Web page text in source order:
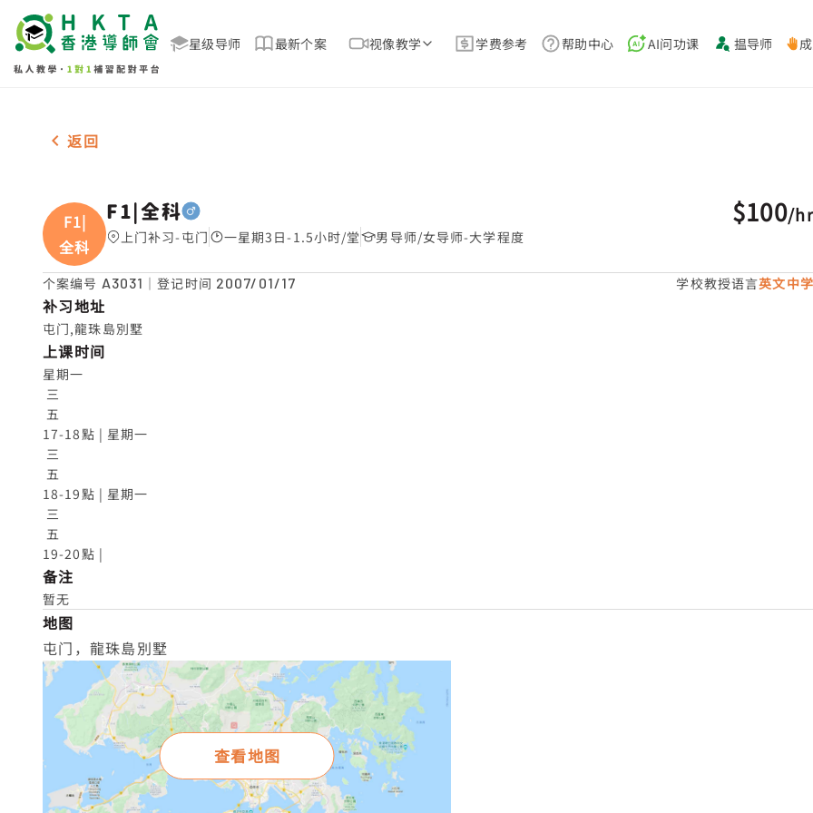
星级导师 最新个案 视像教学 学费参考 帮助中心 AI问功课 揾导师
男-1名 F1|全科，屯门 补习推介
返回
F1|
全科
F1|全科
上门补习-屯门 一星期3日-1.5小时/堂 男导师/女导师-大学程度
$100/hr
个案编号 A3031 ｜登记时间 2007/01/17 学校教授语言英文中学
补习地址
屯门,龍珠島別墅
上课时间
星期一
五
17-18點 | 星期一
五
18-19點 | 星期一
五
19-20點 |
备注
暂无
地图
屯门，龍珠島別墅
查看地图